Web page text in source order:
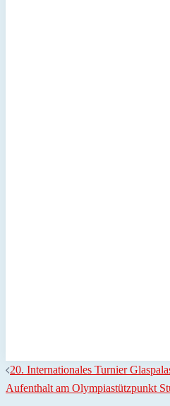
20. Internationales Turnier
Aufenthalt am Olympiastützpunkt